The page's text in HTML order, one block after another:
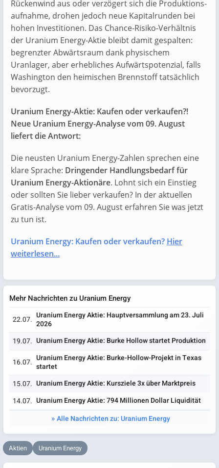
Rückenwind aus oder verzögert sich die Produktions­
aufnahme, drohen jedoch neue Kapital­runden bei
hohen Investitionen. Das Chance-Risiko-Verhältnis
der Uranium Energy-Aktie bleibt damit gespalten:
begrenzter Abwärtsraum dank physischem
Uranlager, aber erhebliches Aufwärtspotenzial, falls
Washington den heimischen Brennstoff tatsächlich
bevorzugt.
Uranium Energy-Aktie: Kaufen oder verkaufen?!
Neue Uranium Energy-Analyse vom 09. August
liefert die Antwort:
Die neusten Uranium Energy-Zahlen sprechen eine
klare Sprache: Dringender Handlungsbedarf für
Uranium Energy-Aktionäre. Lohnt sich ein Einstieg
oder sollten Sie lieber verkaufen? In der aktuellen
Gratis-Analyse vom 09. August erfahren Sie was jetzt
zu tun ist.
Uranium Energy: Kaufen oder verkaufen? Hier
weiterlesen...
Mehr Nachrichten zu Uranium Energy
22.07. Uranium Energy Aktie: Hauptversammlung am 23. Juli
2026
19.07. Uranium Energy Aktie: Burke Hollow startet Produktion
16.07. Uranium Energy Aktie: Burke-Hollow-Projekt in Texas
startet
15.07. Uranium Energy Aktie: Kursziele 3x über Marktpreis
14.07. Uranium Energy Aktie: 794 Millionen Dollar Liquidität
Alle Nachrichten zu: Uranium Energy
Aktien Uranium Energy